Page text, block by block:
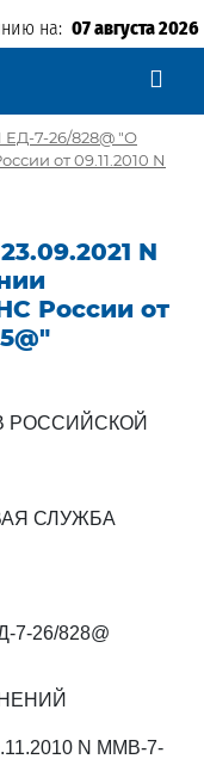
на: 07 августа 2026
ЕД-7-26/828@ "О
от 09.11.2010 N
N
России от
РОССИЙСКОЙ
СЛУЖБА
7-26/828@
N ММВ-7-